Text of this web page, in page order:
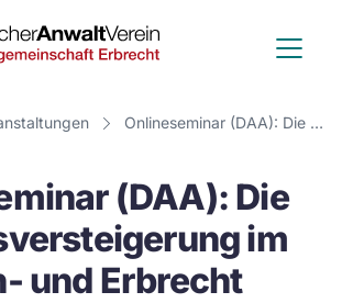
Deutscher
Anwalt
Verein
Erbrecht
Onlineseminar (DAA): Die Teilungsversteigerung im Familien- und Erbrecht
(DAA): Die
im
und Erbrecht